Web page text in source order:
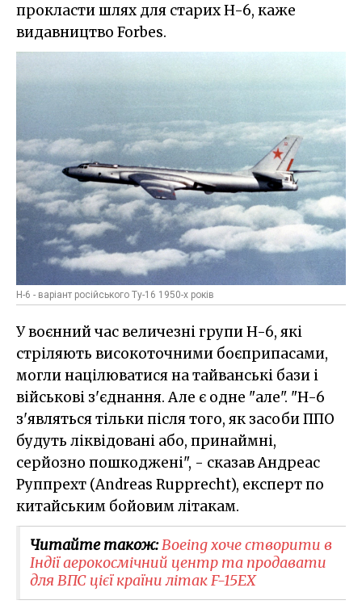
прокласти шлях для старих H-6, каже
видавництво Forbes.
H-6 - варіант російського Ту-16 1950-х років
У воєнний час величезні групи H-6, які
стріляють високоточними боєприпасами,
могли націлюватися на тайванські бази і
військові з'єднання. Але є одне "але". "H-6
з'являться тільки після того, як засоби ППО
будуть ліквідовані або, принаймні,
серйозно пошкоджені", - сказав Андреас
Руппрехт (Andreas Rupprecht), експерт по
китайським бойовим літакам.
Читайте також:Boeing хоче створити в
Індії аерокосмічний центр та продавати
для ВПС цієї країни літак F-15EX